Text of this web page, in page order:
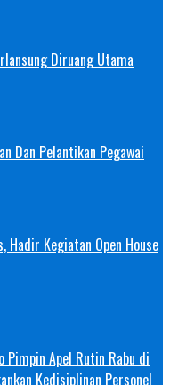
Diruang Utama
Dan Pelantikan Pegawai
Hadir Kegiatan Open House
Pimpin Apel Rutin Rabu di
Kedisiplinan Personel